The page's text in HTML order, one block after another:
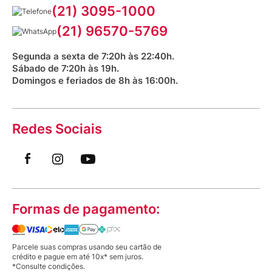
Aniversário Venancio 2025
Bioimpedância Gratuita
Fale conosco
Saúde na praça
(21) 3095-1000
(21) 96570-5769
Segunda a sexta de 7:20h às 22:40h.
Sábado de 7:20h às 19h.
Domingos e feriados de 8h às 16:00h.
Redes Sociais
Formas de pagamento:
Parcele suas compras usando seu cartão de
crédito e pague em até 10x* sem juros.
*Consulte condições.